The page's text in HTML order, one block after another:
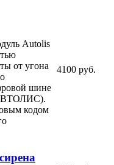
Autolis
от угона
шине
АВТОЛИС).
кодом
4100 руб.